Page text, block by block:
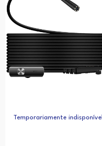
Temporariamente indisponível